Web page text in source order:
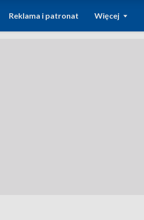
Reklama i patronat Więcej